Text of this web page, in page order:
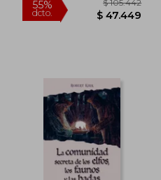
6%
dcto.
$ 79.700
$ 74.918